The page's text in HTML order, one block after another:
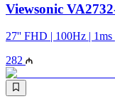
Viewsonic
27'' FHD | 100Hz | 1ms
282